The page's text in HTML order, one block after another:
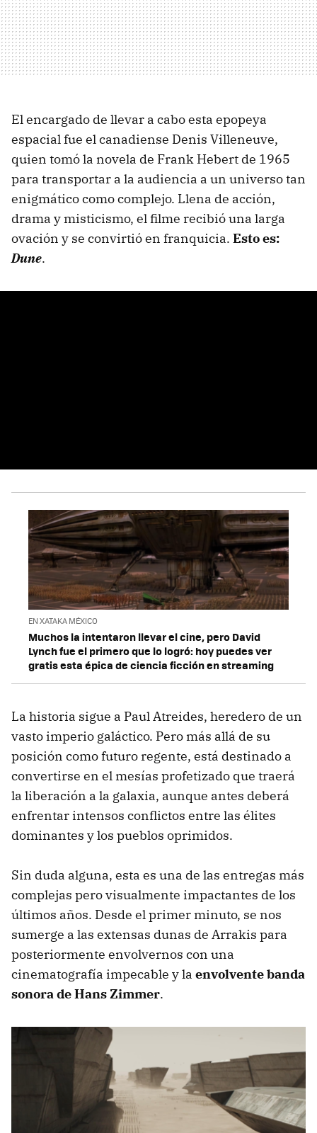
El encargado de llevar a cabo esta epopeya
espacial fue el canadiense Denis Villeneuve,
quien tomó la novela de Frank Hebert de 1965
para transportar a la audiencia a un universo tan
enigmático como complejo. Llena de acción,
drama y misticismo, el filme recibió una larga
ovación y se convirtió en franquicia. Esto es:
Dune.
EN XATAKA MÉXICO
Muchos la intentaron llevar el cine, pero David
Lynch fue el primero que lo logró: hoy puedes ver
gratis esta épica de ciencia ficción en streaming
La historia sigue a Paul Atreides, heredero de un
vasto imperio galáctico. Pero más allá de su
posición como futuro regente, está destinado a
convertirse en el mesías profetizado que traerá
la liberación a la galaxia, aunque antes deberá
enfrentar intensos conflictos entre las élites
dominantes y los pueblos oprimidos.
Sin duda alguna, esta es una de las entregas más
complejas pero visualmente impactantes de los
últimos años. Desde el primer minuto, se nos
sumerge a las extensas dunas de Arrakis para
posteriormente envolvernos con una
cinematografía impecable y la envolvente banda
sonora de Hans Zimmer.